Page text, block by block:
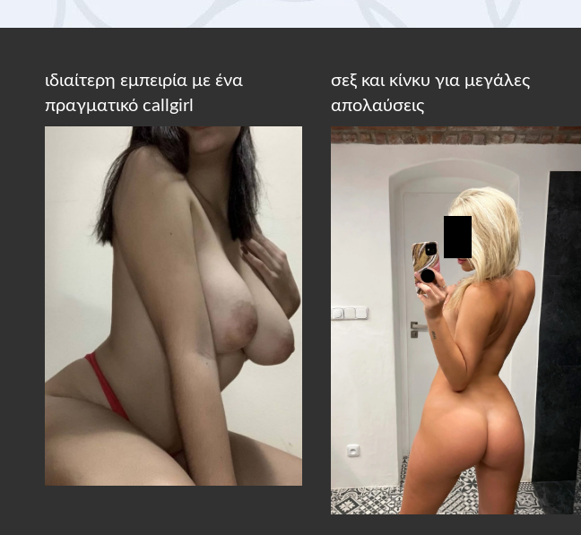
ιδιαίτερη εμπειρία με ένα
πραγματικό callgirl
σεξ και κίνκυ για μεγάλες
απολαύσεις